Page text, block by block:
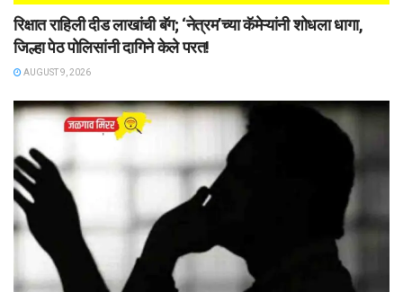
रिक्षात राहिली दीड लाखांची बॅग; ‘नेत्रम’च्या कॅमेऱ्यांनी शोधला धागा,
जिल्हा पेठ पोलिसांनी दागिने केले परत!
AUGUST 9, 2026